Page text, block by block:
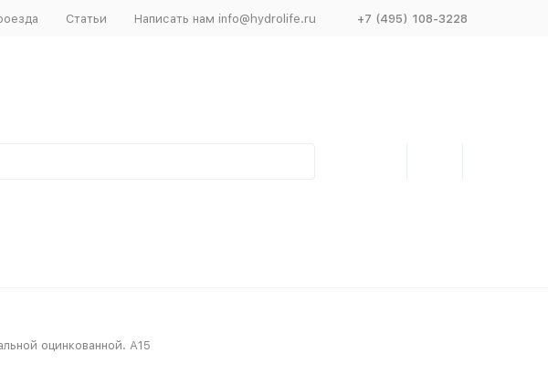
Статьи Написать нам info@hydrolife.ru +7 (495) 108-3228
оцинкованной. А15